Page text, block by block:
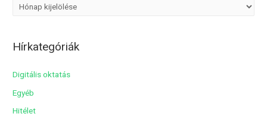
hHírkategóriák
Digitális oktatás
Egyéb
Hitélet